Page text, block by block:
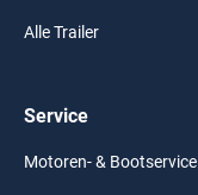
Alle Trailer
Service
Motoren- & Bootservice